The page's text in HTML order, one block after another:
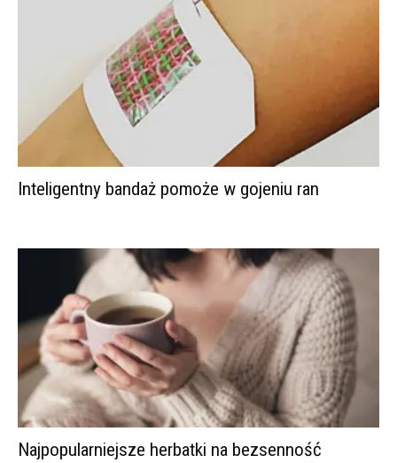
Inteligentny bandaż pomoże w gojeniu ran
Najpopularniejsze herbatki na bezsenność